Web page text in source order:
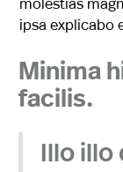
ipsa explicabo
Minima
facilis.
Illo illo